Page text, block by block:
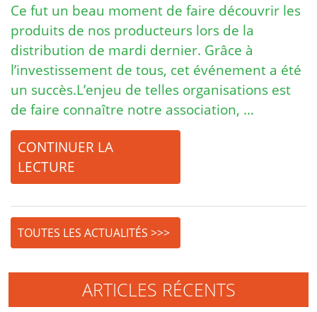
Ce fut un beau moment de faire découvrir les
produits de nos producteurs lors de la
distribution de mardi dernier. Grâce à
l’investissement de tous, cet événement a été
un succès.L’enjeu de telles organisations est
de faire connaître notre association, …
CONTINUER LA
LECTURE
TOUTES LES ACTUALITÉS >>>
ARTICLES RÉCENTS